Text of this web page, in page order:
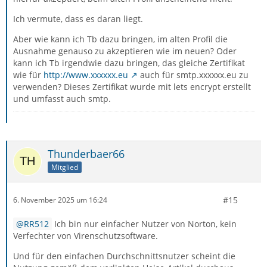
Ich vermute, dass es daran liegt.
Aber wie kann ich Tb dazu bringen, im alten Profil die
Ausnahme genauso zu akzeptieren wie im neuen? Oder
kann ich Tb irgendwie dazu bringen, das gleiche Zertifikat
wie für http://www.xxxxxx.eu
auch für smtp.xxxxxx.eu zu
verwenden? Dieses Zertifikat wurde mit lets encrypt erstellt
und umfasst auch smtp.
Thunderbaer66
Mitglied
6. November 2025 um 16:24 #15
RR512 Ich bin nur einfacher Nutzer von Norton, kein
Verfechter von Virenschutzsoftware.
Und für den einfachen Durchschnittsnutzer scheint die